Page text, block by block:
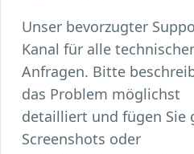
Unser bevorzugter
Kanal für alle
Anfragen. Bitte
das Problem möglichst
detailliert und fügen Sie
Screenshots oder